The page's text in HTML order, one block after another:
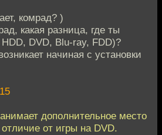
комрад? )
какая разница, где ты
DVD, Blu-ray, FDD)?
начиная с установки
дополнительное место
от игры на DVD.